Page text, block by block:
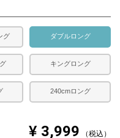
グ ダブルロング
キングロング
240cmロング
¥ 3,999 税込